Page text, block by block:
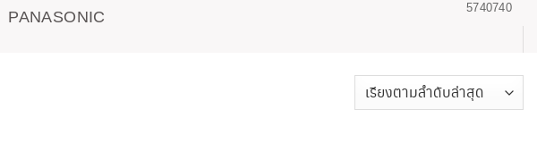
PANASONIC
5740740